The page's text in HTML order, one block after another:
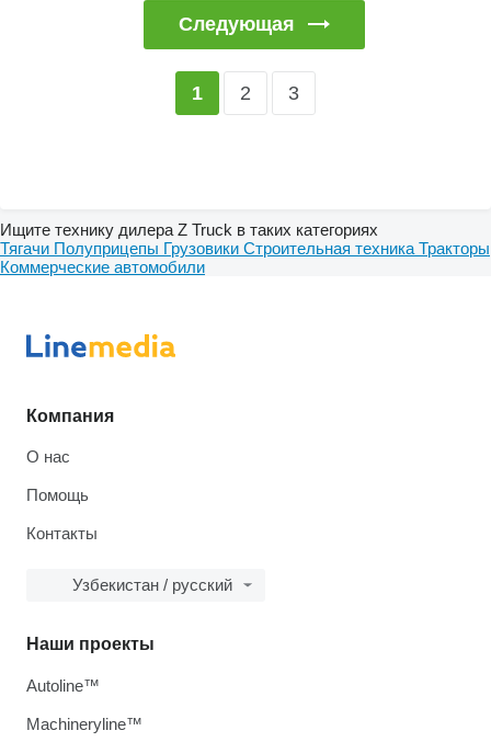
Следующая
1 2 3
Ищите технику дилера Z Truck в таких категориях
Тягачи Полуприцепы Грузовики Строительная техника Тракторы
Коммерческие автомобили
Компания
О нас
Помощь
Контакты
Узбекистан / русский
Наши проекты
Autoline™
Machineryline™